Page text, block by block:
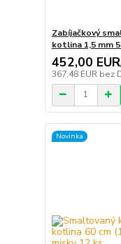
Zabíjačkový
kotlina 1,5 mm
452,00 EUR
367,48 EUR bez
Novinka